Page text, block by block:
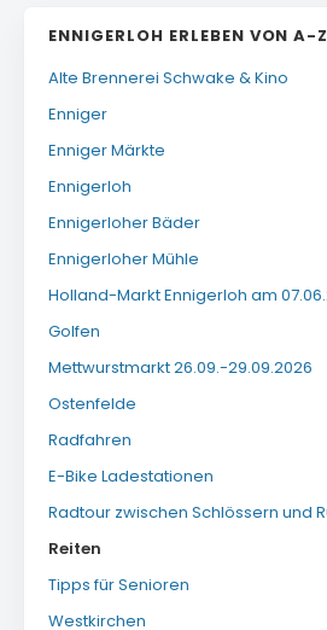
ENNIGERLOH ERLEBEN VON A-Z
Alte Brennerei Schwake & Kino
Enniger
Enniger Märkte
Ennigerloh
Ennigerloher Bäder
Ennigerloher Mühle
Holland-Markt Ennigerloh am
Golfen
Mettwurstmarkt 26.09.-29.09.2026
Ostenfelde
Radfahren
E-Bike Ladestationen
Radtour zwischen Schlössern und
Reiten
Tipps für Senioren
Westkirchen